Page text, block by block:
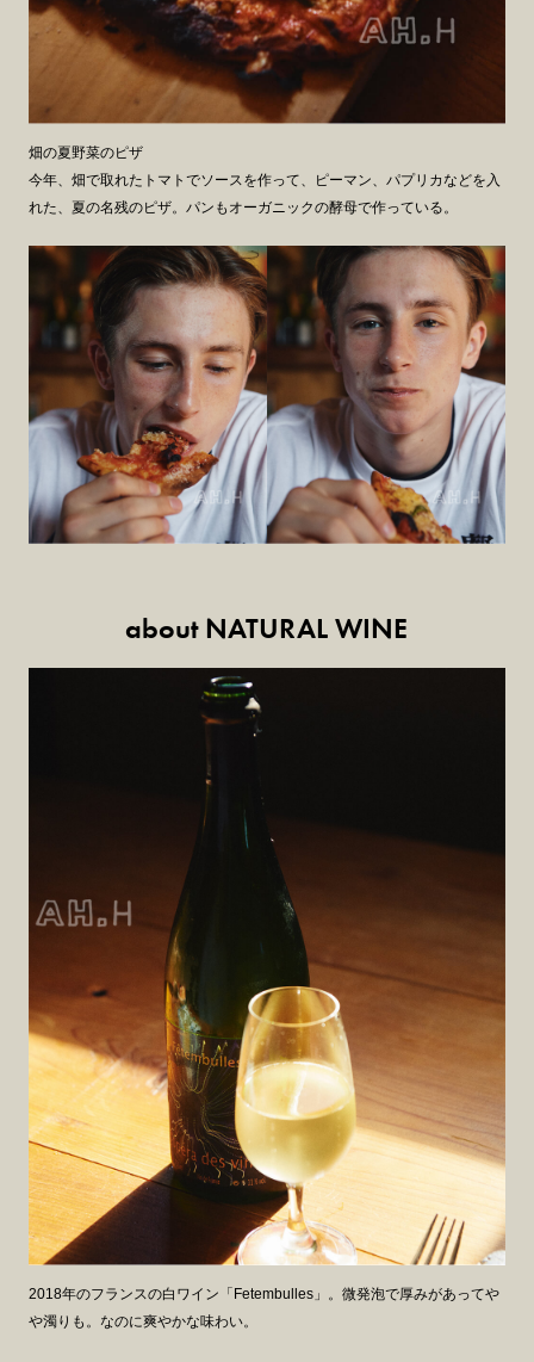
畑の夏野菜のピザ
今年、畑で取れたトマトでソースを作って、ピーマン、パプリカなどを入
れた、夏の名残のピザ。パンもオーガニックの酵母で作っている。
about NATURAL WINE
2018年のフランスの白ワイン「Fetembulles」。微発泡で厚みがあってや
や濁りも。なのに爽やかな味わい。